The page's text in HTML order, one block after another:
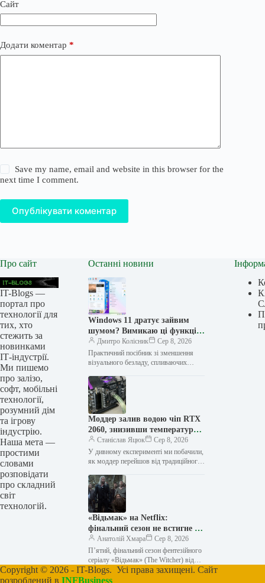
Сайт
Додати коментар *
Save my name, email and website in this browser for the
next time I comment.
Опублікувати коментар
Про сайт
IT-Blogs —
портал про
технології для
тих, хто
стежить за
новинками
ІТ-індустрії.
Ми пишемо
про залізо,
софт, мобільні
технології,
розумний дім
та ігрову
індустрію.
Наша мета —
простими
словами
розповідати
про складний
світ
технологій.
Останні новини
Windows 11 дратує зайвим
шумом? Вимикаю ці функції
одразу, щоб система стала
спокійнішою та зручнішою
Дмитро Колісник
Сер 8, 2026
Практичний посібник зі зменшення
візуального безладу, спливаючих
переривань у Windows 11. Натисніть,
щоб перейти до…
Моддер залив водою чіп RTX
2060, знизивши температуру з
70°C до вражаючих 28°C
Станіслав Яцюк
Сер 8, 2026
У дивному експерименті ми побачили,
як моддер перейшов від традиційного
рідинного охолодження для
досягнення дуже низьких…
«Відьмак» на Netflix:
фінальний сезон не встигне до
2026-го, але це не кінець
історії
Анатолій Хмара
Сер 8, 2026
П’ятий, фінальний сезон фентезійного
серіалу «Відьмак» (The Witcher) від
стрімінгового гіганта Netflix, схоже, не
поспішає з прем’єрою. Розв’язку
Copyright © 2026 - IT-Blogs. Усі права захищені. Сайт
розроблений в INFBusiness